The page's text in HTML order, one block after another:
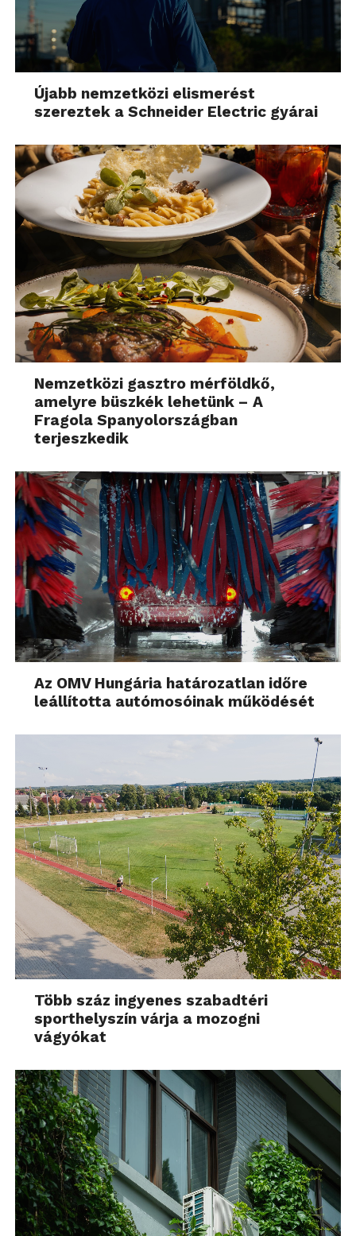
Újabb nemzetközi elismerést
szereztek a Schneider Electric gyárai
Nemzetközi gasztro mérföldkő,
amelyre büszkék lehetünk – A
Fragola Spanyolországban
terjeszkedik
Az OMV Hungária határozatlan időre
leállította autómosóinak működését
Több száz ingyenes szabadtéri
sporthelyszín várja a mozogni
vágyókat